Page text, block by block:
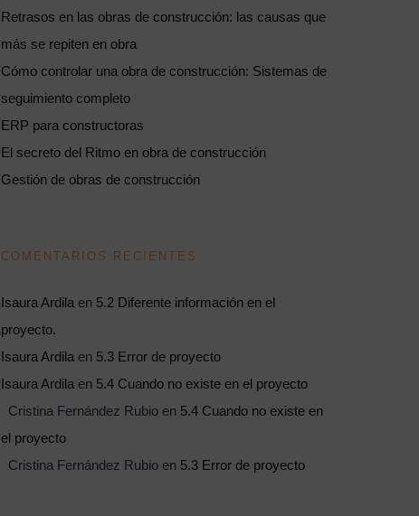
Retrasos en las obras de construcción: las causas que
más se repiten en obra
Cómo controlar una obra de construcción: Sistemas de
seguimiento completo
ERP para constructoras
El secreto del Ritmo en obra de construcción
Gestión de obras de construcción
COMENTARIOS RECIENTES
Isaura Ardila en 5.2 Diferente información en el
proyecto.
Isaura Ardila en 5.3 Error de proyecto
Isaura Ardila en 5.4 Cuando no existe en el proyecto
Cristina Fernández Rubio en 5.4 Cuando no existe en
el proyecto
Cristina Fernández Rubio en 5.3 Error de proyecto